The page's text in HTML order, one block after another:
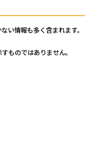
い情報も多く含まれます。
ものではありません。